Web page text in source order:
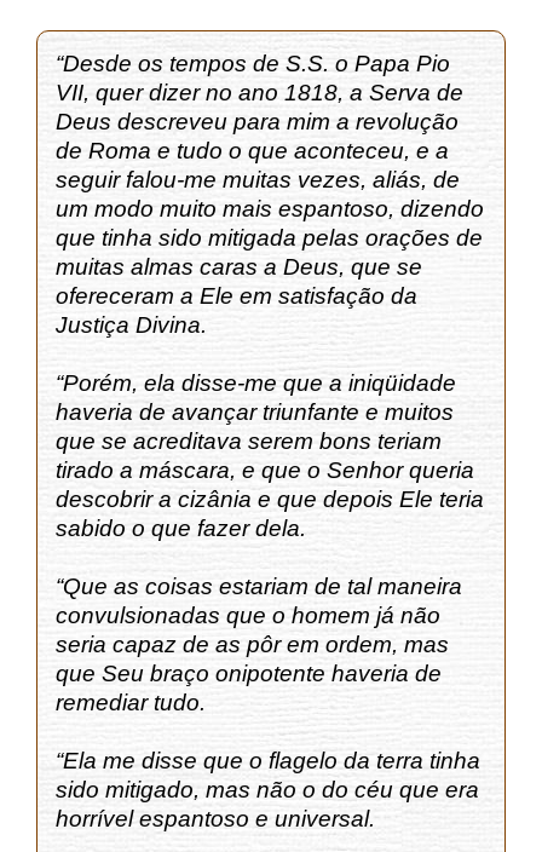
“Desde os tempos de S.S. o Papa Pio
VII, quer dizer no ano 1818, a Serva de
Deus descreveu para mim a revolução
de Roma e tudo o que aconteceu, e a
seguir falou-me muitas vezes, aliás, de
um modo muito mais espantoso, dizendo
que tinha sido mitigada pelas orações de
muitas almas caras a Deus, que se
ofereceram a Ele em satisfação da
Justiça Divina.
“Porém, ela disse-me que a iniqüidade
haveria de avançar triunfante e muitos
que se acreditava serem bons teriam
tirado a máscara, e que o Senhor queria
descobrir a cizânia e que depois Ele teria
sabido o que fazer dela.
“Que as coisas estariam de tal maneira
convulsionadas que o homem já não
seria capaz de as pôr em ordem, mas
que Seu braço onipotente haveria de
remediar tudo.
“Ela me disse que o flagelo da terra tinha
sido mitigado, mas não o do céu que era
horrível espantoso e universal.